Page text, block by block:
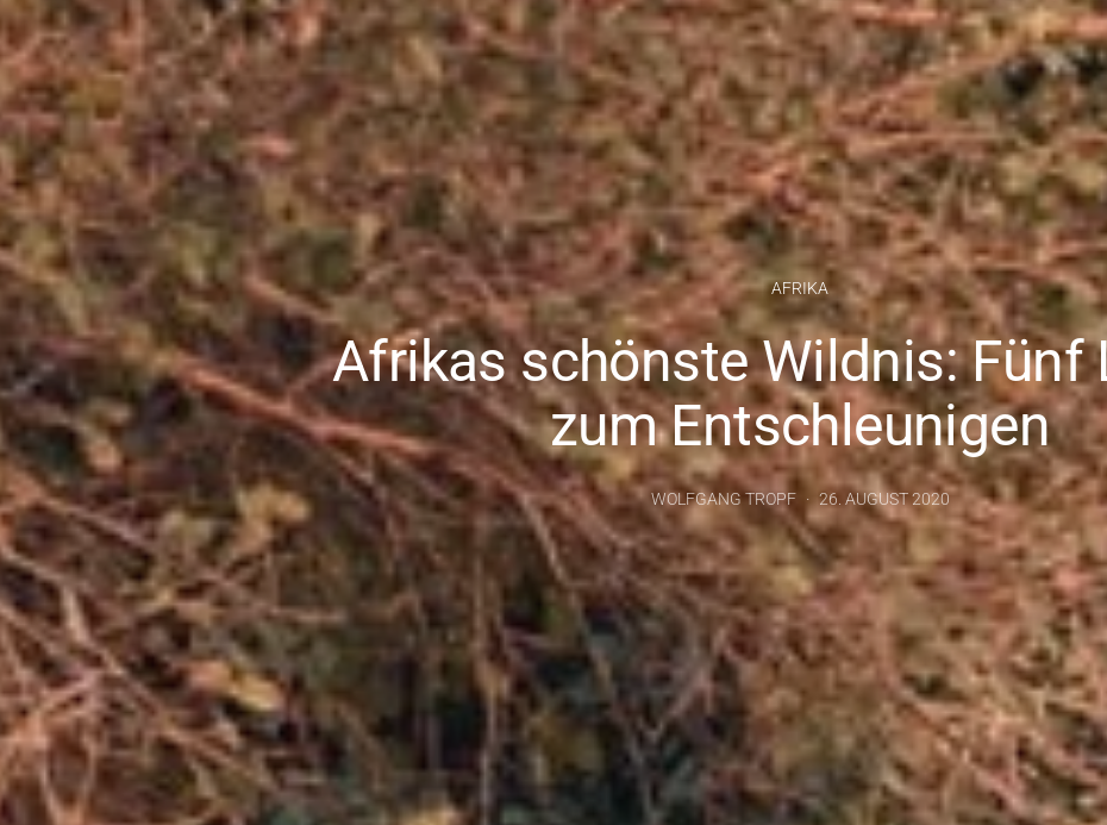
AFRIKA
Afrikas schönste Wildnis: Fünf
zum Entschleunigen
WOLFGANG TROPF 26. AUGUST 2020